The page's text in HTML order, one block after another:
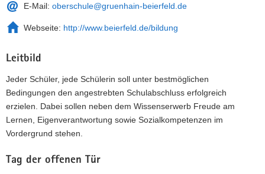
E-Mail: oberschule@gruenhain-beierfeld.de
Webseite: http://www.beierfeld.de/bildung
Leitbild
Jeder Schüler, jede Schülerin soll unter bestmöglichen
Bedingungen den angestrebten Schulabschluss erfolgreich
erzielen. Dabei sollen neben dem Wissenserwerb Freude am
Lernen, Eigenverantwortung sowie Sozialkompetenzen im
Vordergrund stehen.
Tag der offenen Tür